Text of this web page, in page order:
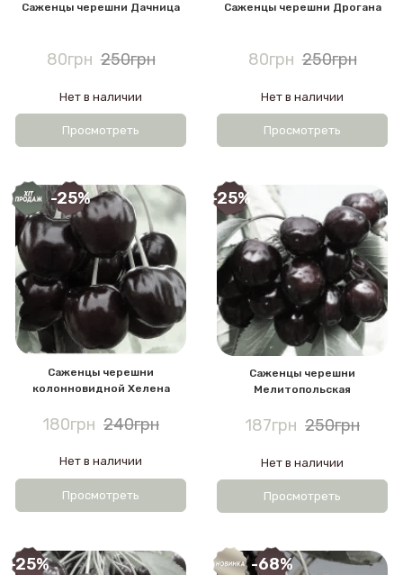
Саженцы черешни Дачница
80грн 250грн
Нет в наличии
Просмотреть
Саженцы черешни Дрогана
80грн 250грн
Нет в наличии
Просмотреть
-25%
Саженцы черешни
колонновидной Хелена
180грн 240грн
Нет в наличии
Просмотреть
-25%
Саженцы черешни
Мелитопольская
187грн 250грн
Нет в наличии
Просмотреть
-25% -68%